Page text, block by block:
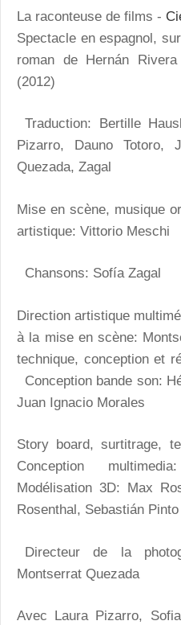
La raconteuse de films -
Spectacle en espagnol,
roman de Hernán
(2012)
Traduction: Bertille
Pizarro, Dauno Totoro,
Quezada, Zagal
Mise en scène, musique
artistique: Vittorio Meschi
Chansons: Sofía Zagal
Direction artistique
à la mise en scène:
technique, conception et
Conception bande son:
Juan Ignacio Morales
Story board, surtitrage,
Conception
Modélisation 3D: Max
Rosenthal, Sebastián Pinto
Directeur de la
Montserrat Quezada
Avec Laura Pizarro,